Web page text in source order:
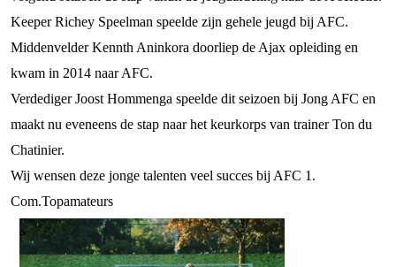
Keeper Richey Speelman speelde zijn gehele jeugd bij AFC.
Middenvelder Kennth Aninkora doorliep de Ajax opleiding en
kwam in 2014 naar AFC.
Verdediger Joost Hommenga speelde dit seizoen bij Jong AFC en
maakt nu eveneens de stap naar het keurkorps van trainer Ton du
Chatinier.
Wij wensen deze jonge talenten veel succes bij AFC 1.
Com.Topamateurs